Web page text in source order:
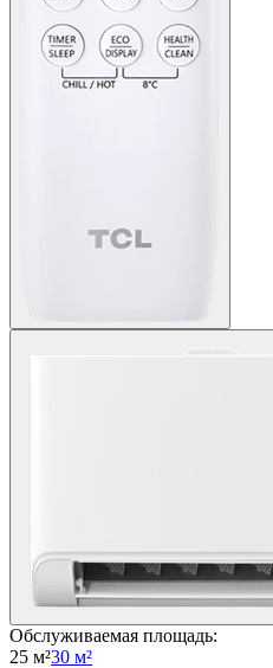
Обслуживаемая площадь:
25 м²30 м²